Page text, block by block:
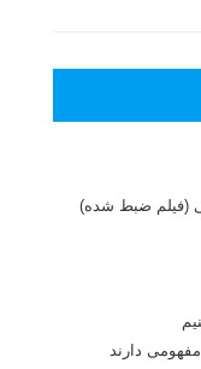
(فیلم ضبط شده)
دارند